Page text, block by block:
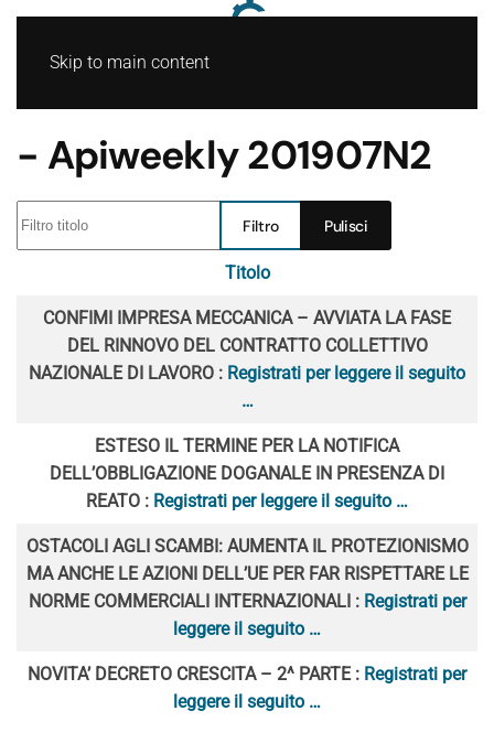
Skip to main content
- Apiweekly 201907N2
Filtro Pulisci
Articoli
Titolo
CONFIMI IMPRESA MECCANICA – AVVIATA LA FASE
DEL RINNOVO DEL CONTRATTO COLLETTIVO
NAZIONALE DI LAVORO : Registrati per leggere il seguito
…
ESTESO IL TERMINE PER LA NOTIFICA
DELL’OBBLIGAZIONE DOGANALE IN PRESENZA DI
REATO : Registrati per leggere il seguito …
OSTACOLI AGLI SCAMBI: AUMENTA IL PROTEZIONISMO
MA ANCHE LE AZIONI DELL’UE PER FAR RISPETTARE LE
NORME COMMERCIALI INTERNAZIONALI : Registrati per
leggere il seguito …
NOVITA’ DECRETO CRESCITA – 2^ PARTE : Registrati per
leggere il seguito …